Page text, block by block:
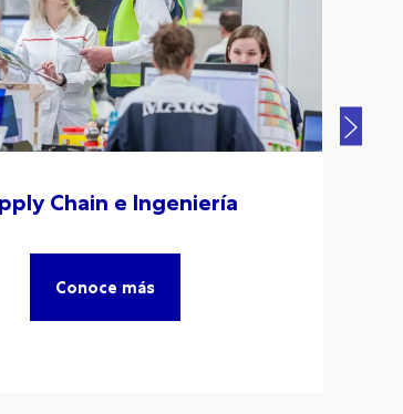
Chain e Ingeniería
Conoce más